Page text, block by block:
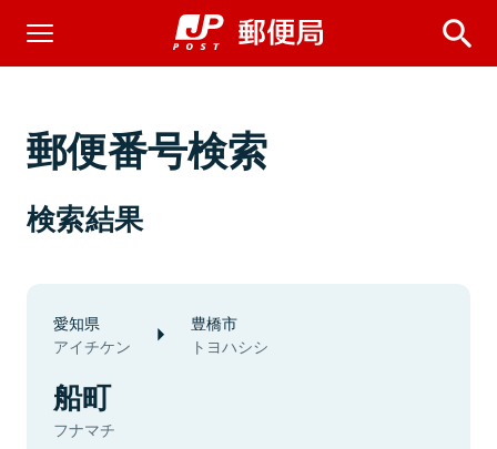
郵便番号検索
検索結果
愛知県
アイチケン
豊橋市
トヨハシシ
船町
フナマチ